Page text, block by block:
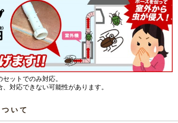
ットでのみ対応。
対応できない可能性があります。
いて